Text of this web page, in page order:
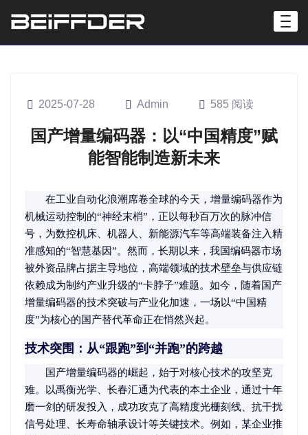
2025-07-28 Admin 585 阅读
国产增量编码器：以“中国精度”赋
能智能制造新未来
在工业自动化浪潮席卷全球的今天，增量编码器作为
机械运动控制的“神经末梢”，正以每秒百万次的脉冲信
号，为数控机床、机器人、新能源汽车等高端装备注入精
准感知的“智慧基因”。然而，长期以来，我国编码器市场
被外资品牌占据主导地位，高端领域的技术壁垒与供应链
依赖成为制约产业升级的“卡脖子”难题。如今，随着国产
增量编码器的技术突破与产业化加速，一场以“中国精
度”为核心的国产替代革命正在悄然兴起。
技术突围：从“跟跑”到“并跑”的跨越
国产增量编码器的崛起，始于对核心技术的攻坚克
难。以禹衡光学、长春汇通为代表的本土企业，通过十年
磨一剑的研发投入，成功攻克了高精度光栅刻线、抗干扰
信号处理、长寿命轴承设计等关键技术。例如，某企业推